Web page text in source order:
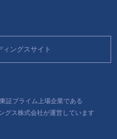
ィングスサイト
証プライム上場企業である
グス株式会社が運営しています